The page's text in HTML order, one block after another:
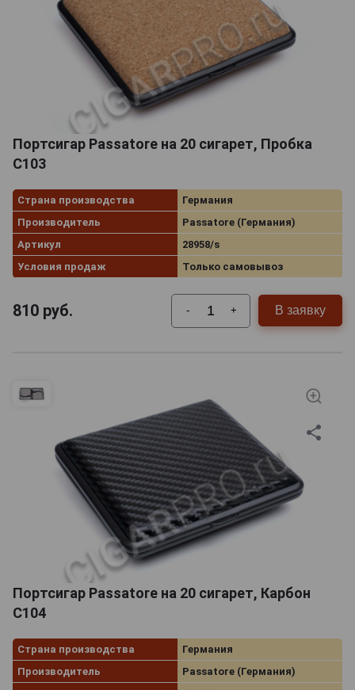
Портсигар Passatore на 20 сигарет, Пробка
C103
Страна производства
Германия
Производитель
Passatore (Германия)
Артикул
28958/s
Условия продаж
Только самовывоз
810 руб. - + В заявку
Портсигар Passatore на 20 сигарет, Карбон
C104
Страна производства
Германия
Производитель
Passatore (Германия)